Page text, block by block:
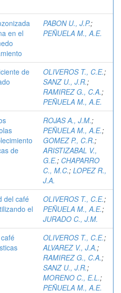
en el
PABON U., J.P.;
PEÑUELA M., A.E.
de
OLIVEROS T., C.E.;
SANZ U., J.R.;
RAMIREZ G., C.A.;
PEÑUELA M., A.E.
de
ROJAS A., J.M.;
PEÑUELA M., A.E.;
GOMEZ P., C.R.;
ARISTIZABAL V.,
G.E.; CHAPARRO
C., M.C.; LOPEZ R.,
J.A.
del café
el
OLIVEROS T., C.E.;
PEÑUELA M., A.E.;
JURADO C., J.M.
OLIVEROS T., C.E.;
ALVAREZ V., J.A.;
RAMIREZ G., C.A.;
SANZ U., J.R.;
MORENO C., E.L.;
PEÑUELA M., A.E.